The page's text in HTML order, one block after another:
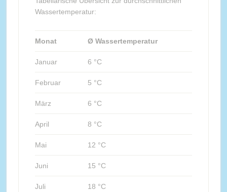
Wassertemperatur:
Monat Ø Wassertemperatur
Januar 6 °C
Februar 5 °C
März 6 °C
April 8 °C
Mai 12 °C
Juni 15 °C
Juli 18 °C